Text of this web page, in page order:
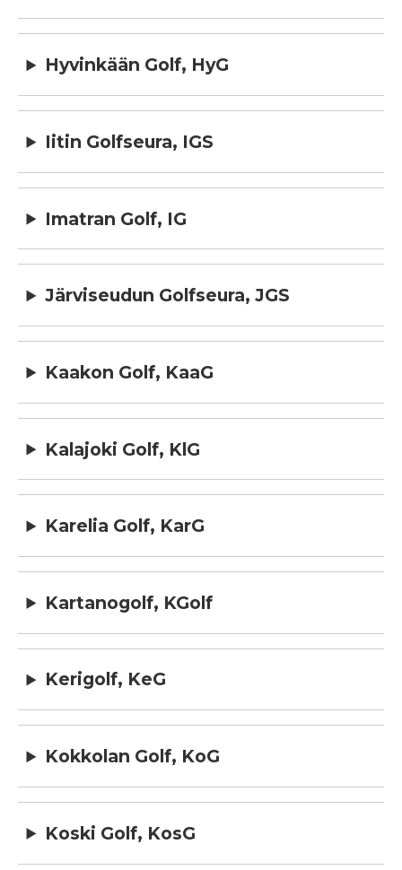
Hyvinkään Golf, HyG
Iitin Golfseura, IGS
Imatran Golf, IG
Järviseudun Golfseura, JGS
Kaakon Golf, KaaG
Kalajoki Golf, KlG
Karelia Golf, KarG
Kartanogolf, KGolf
Kerigolf, KeG
Kokkolan Golf, KoG
Koski Golf, KosG